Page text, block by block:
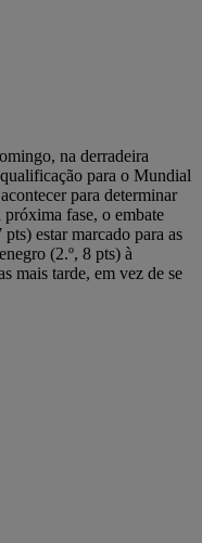
na derradeira
para o Mundial
para determinar
próxima fase, o embate
estar marcado para as
(2.º, 8 pts) à
mais tarde, em vez de se